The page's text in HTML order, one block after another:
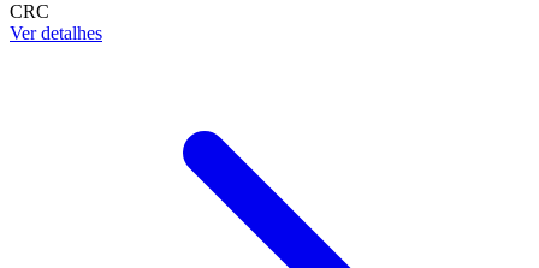
CRC
Ver detalhes